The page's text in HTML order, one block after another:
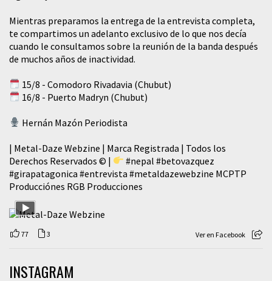
Mientras preparamos la entrega de la entrevista completa,
te compartimos un adelanto exclusivo de lo que nos decía
cuando le consultamos sobre la reunión de la banda después
de muchos años de inactividad.
15/8 - Comodoro Rivadavia (Chubut)
16/8 - Puerto Madryn (Chubut)
Hernán Mazón Periodista
| Metal-Daze Webzine | Marca Registrada | Todos los
Derechos Reservados © |
#nepal #betovazquez
#girapatagonica #entrevista #metaldazewebzine MCPTP
Producciónes RGB Producciones
77 3 Ver en Facebook
INSTAGRAM